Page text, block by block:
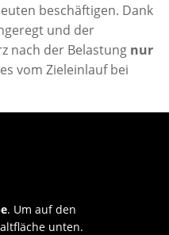
beschäftigen. Dank
und der
nach der Belastung nur
vom Zieleinlauf bei
. Um auf den
unten.